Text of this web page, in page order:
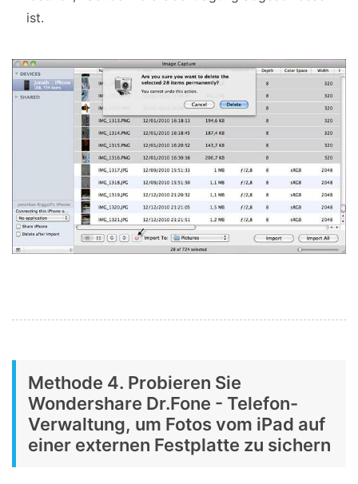
ist.
Methode 4. Probieren Sie
Wondershare Dr.Fone - Telefon-
Verwaltung, um Fotos vom iPad auf
einer externen Festplatte zu sichern